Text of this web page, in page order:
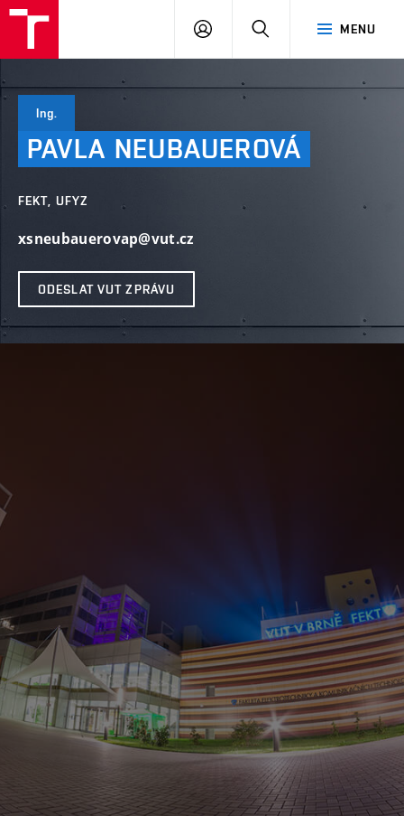
MENU
PŘIHLÁSIT
Ing.
PAVLA NEUBAUEROVÁ
FEKT, UFYZ
xsneubauerovap@vut.cz
ODESLAT VUT ZPRÁVU